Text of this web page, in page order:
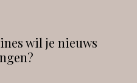
wil je nieuws